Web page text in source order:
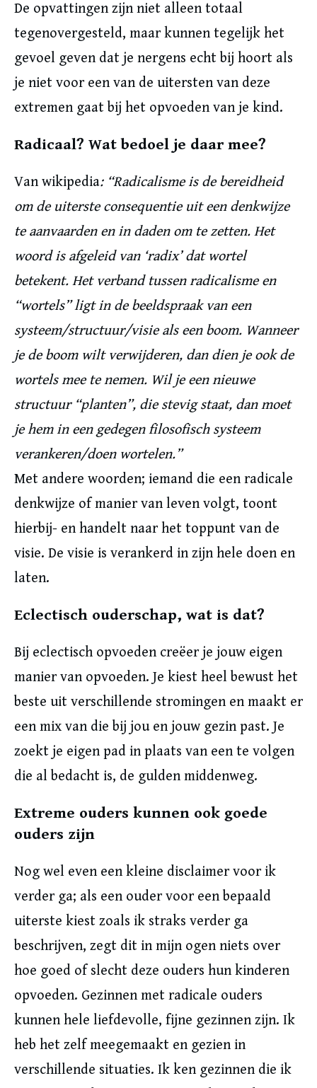
De opvattingen zijn niet alleen totaal
tegenovergesteld, maar kunnen tegelijk het
gevoel geven dat je nergens echt bij hoort als
je niet voor een van de uitersten van deze
extremen gaat bij het opvoeden van je kind.
Radicaal? Wat bedoel je daar mee?
Van wikipedia: “Radicalisme is de bereidheid
om de uiterste consequentie uit een denkwijze
te aanvaarden en in daden om te zetten. Het
woord is afgeleid van ‘radix’ dat wortel
betekent. Het verband tussen radicalisme en
“wortels” ligt in de beeldspraak van een
systeem/structuur/visie als een boom. Wanneer
je de boom wilt verwijderen, dan dien je ook de
wortels mee te nemen. Wil je een nieuwe
structuur “planten”, die stevig staat, dan moet
je hem in een gedegen filosofisch systeem
verankeren/doen wortelen.”
Met andere woorden; iemand die een radicale
denkwijze of manier van leven volgt, toont
hierbij- en handelt naar het toppunt van de
visie. De visie is verankerd in zijn hele doen en
laten.
Eclectisch ouderschap, wat is dat?
Bij eclectisch opvoeden creëer je jouw eigen
manier van opvoeden. Je kiest heel bewust het
beste uit verschillende stromingen en maakt er
een mix van die bij jou en jouw gezin past. Je
zoekt je eigen pad in plaats van een te volgen
die al bedacht is, de gulden middenweg.
Extreme ouders kunnen ook goede
ouders zijn
Nog wel even een kleine disclaimer voor ik
verder ga; als een ouder voor een bepaald
uiterste kiest zoals ik straks verder ga
beschrijven, zegt dit in mijn ogen niets over
hoe goed of slecht deze ouders hun kinderen
opvoeden. Gezinnen met radicale ouders
kunnen hele liefdevolle, fijne gezinnen zijn. Ik
heb het zelf meegemaakt en gezien in
verschillende situaties. Ik ken gezinnen die ik